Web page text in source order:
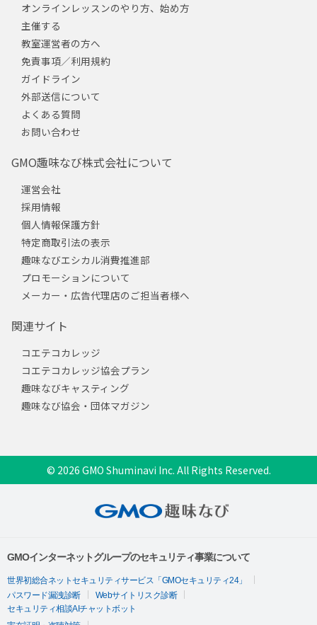
オンラインレッスンのやり方、始め方
主催する
教室運営者の方へ
免責事項／利用規約
ガイドライン
外部送信について
よくある質問
お問い合わせ
GMO趣味なび株式会社について
運営会社
採用情報
個人情報保護方針
特定商取引法の表示
趣味なびエシカル消費推進部
プロモーションについて
メーカー・広告代理店のご担当者様へ
関連サイト
コエテコカレッジ
コエテコカレッジ協会プラン
趣味なびキャスティング
趣味なび協会・団体マガジン
© 2026 GMO Shuminavi Inc. All Rights Reserved.